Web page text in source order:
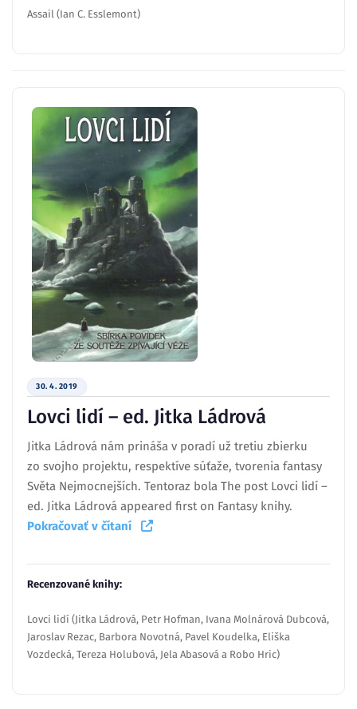
Assail (Ian C. Esslemont)
30. 4. 2019
Lovci lidí – ed. Jitka Ládrová
Jitka Ládrová nám prináša v poradí už tretiu zbierku
zo svojho projektu, respektíve súťaže, tvorenia fantasy
Světa Nejmocnejších. Tentoraz bola The post Lovci lidí –
ed. Jitka Ládrová appeared first on Fantasy knihy.
Pokračovať v čítaní
Recenzované knihy:
Lovci lidí (Jitka Ládrová, Petr Hofman, Ivana Molnárová Dubcová,
Jaroslav Rezac, Barbora Novotná, Pavel Koudelka, Eliška
Vozdecká, Tereza Holubová, Jela Abasová a Robo Hric)